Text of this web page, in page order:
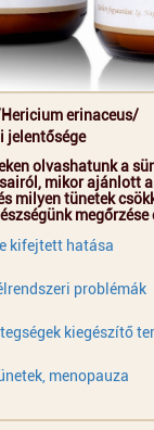
erinaceus/
jelentősége
olvashatunk a
mikor ajánlott a
milyen tünetek
megőrzése
kifejtett hatása
problémák
kiegészítő
menopauza